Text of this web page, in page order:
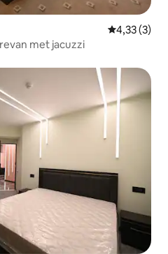
4,33 (3)
met jacuzzi